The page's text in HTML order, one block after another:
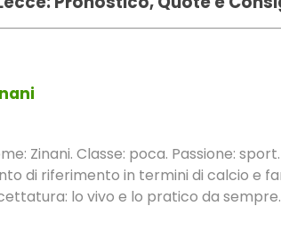
Zinani. Classe: poca. Passione:
di riferimento in termini di calcio e
lo vivo e lo pratico da sempre.